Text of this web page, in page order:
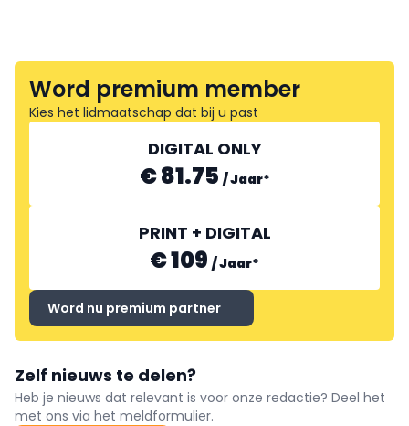
Word premium member
Kies het lidmaatschap dat bij u past
DIGITAL ONLY
€ 81.75 /Jaar*
PRINT + DIGITAL
€ 109 /Jaar*
Word nu premium partner
Zelf nieuws te delen?
Heb je nieuws dat relevant is voor onze redactie? Deel het
met ons via het meldformulier.